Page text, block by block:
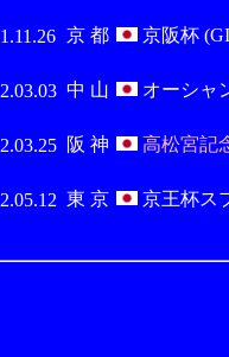
京 都 京阪杯
中 山 オーシャ
阪 神 高松宮記
東 京 京王杯ス